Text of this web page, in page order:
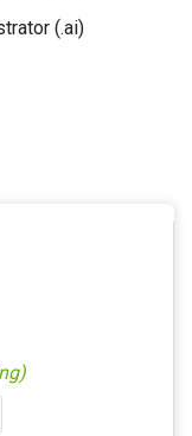
(.ai)